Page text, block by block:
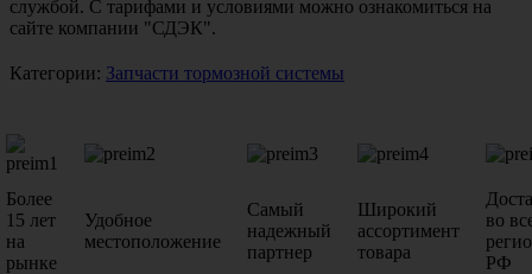
службой. С тарифами и условиями можно ознакомиться на
сайте компании "СДЭК".
Категории: Запчасти тормозной системы
Более
15 лет
на
рынке
Удобное
местоположение
Самый
надежный
партнер
Широкий
ассортимент
товара
во
РФ